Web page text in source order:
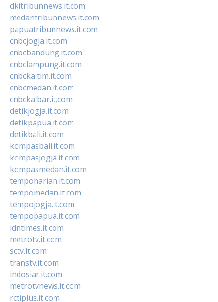
dkitribunnews.it.com
medantribunnews.it.com
papuatribunnews.it.com
cnbcjogja.it.com
cnbcbandung.it.com
cnbclampung.it.com
cnbckaltim.it.com
cnbcmedan.it.com
cnbckalbar.it.com
detikjogja.it.com
detikpapua.it.com
detikbali.it.com
kompasbali.it.com
kompasjogja.it.com
kompasmedan.it.com
tempoharian.it.com
tempomedan.it.com
tempojogja.it.com
tempopapua.it.com
idntimes.it.com
metrotv.it.com
sctv.it.com
transtv.it.com
indosiar.it.com
metrotvnews.it.com
rctiplus.it.com